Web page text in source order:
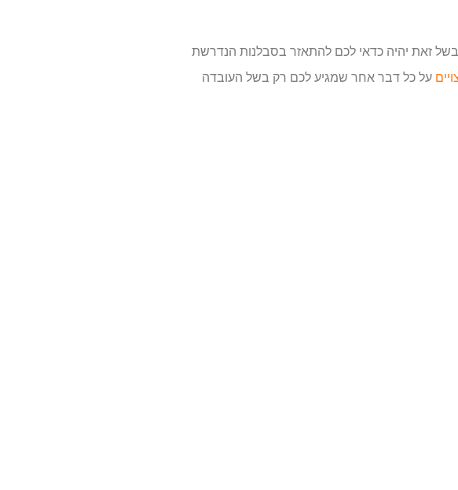
זאת יהיה כדאי לכם להתאזר בסבלנות הנדרשת
על כל דבר אחר שמגיע לכם רק בשל העובדה